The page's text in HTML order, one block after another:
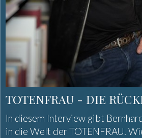
TOTENFRAU - DIE
In diesem Interview gibt
in die Welt der TOTENFRAU.